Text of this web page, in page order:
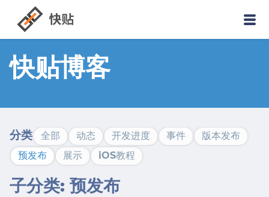
快贴博客
分类 全部 动态 开发进度 事件
版本发布
预发布
展示 iOS教程
子分类: 预发布